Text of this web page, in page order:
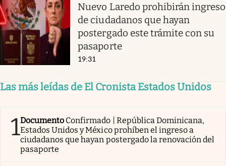
Nuevo Laredo prohibirán ingreso
de ciudadanos que hayan
postergado este trámite con su
pasaporte
19:31
Las más leídas de El Cronista Estados Unidos
1Documento Confirmado | República Dominicana,
Estados Unidos y México prohíben el ingreso a
ciudadanos que hayan postergado la renovación del
pasaporte